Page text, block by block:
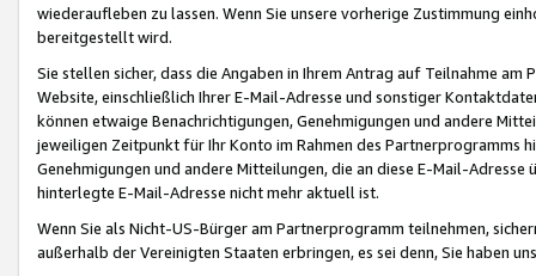
wiederaufleben zu lassen. Wenn Sie unsere vorherige Zustimmung
bereitgestellt wird.
Sie stellen sicher, dass die Angaben in Ihrem Antrag auf Teilnahme
Website, einschließlich Ihrer E-Mail-Adresse und sonstiger
können etwaige Benachrichtigungen, Genehmigungen und andere
jeweiligen Zeitpunkt für Ihr Konto im Rahmen des Partnerprogramms
Genehmigungen und andere Mitteilungen, die an diese E-Mail-
hinterlegte E-Mail-Adresse nicht mehr aktuell ist.
Wenn Sie als Nicht-US-Bürger am Partnerprogramm teilnehmen,
außerhalb der Vereinigten Staaten erbringen, es sei denn, Sie haben